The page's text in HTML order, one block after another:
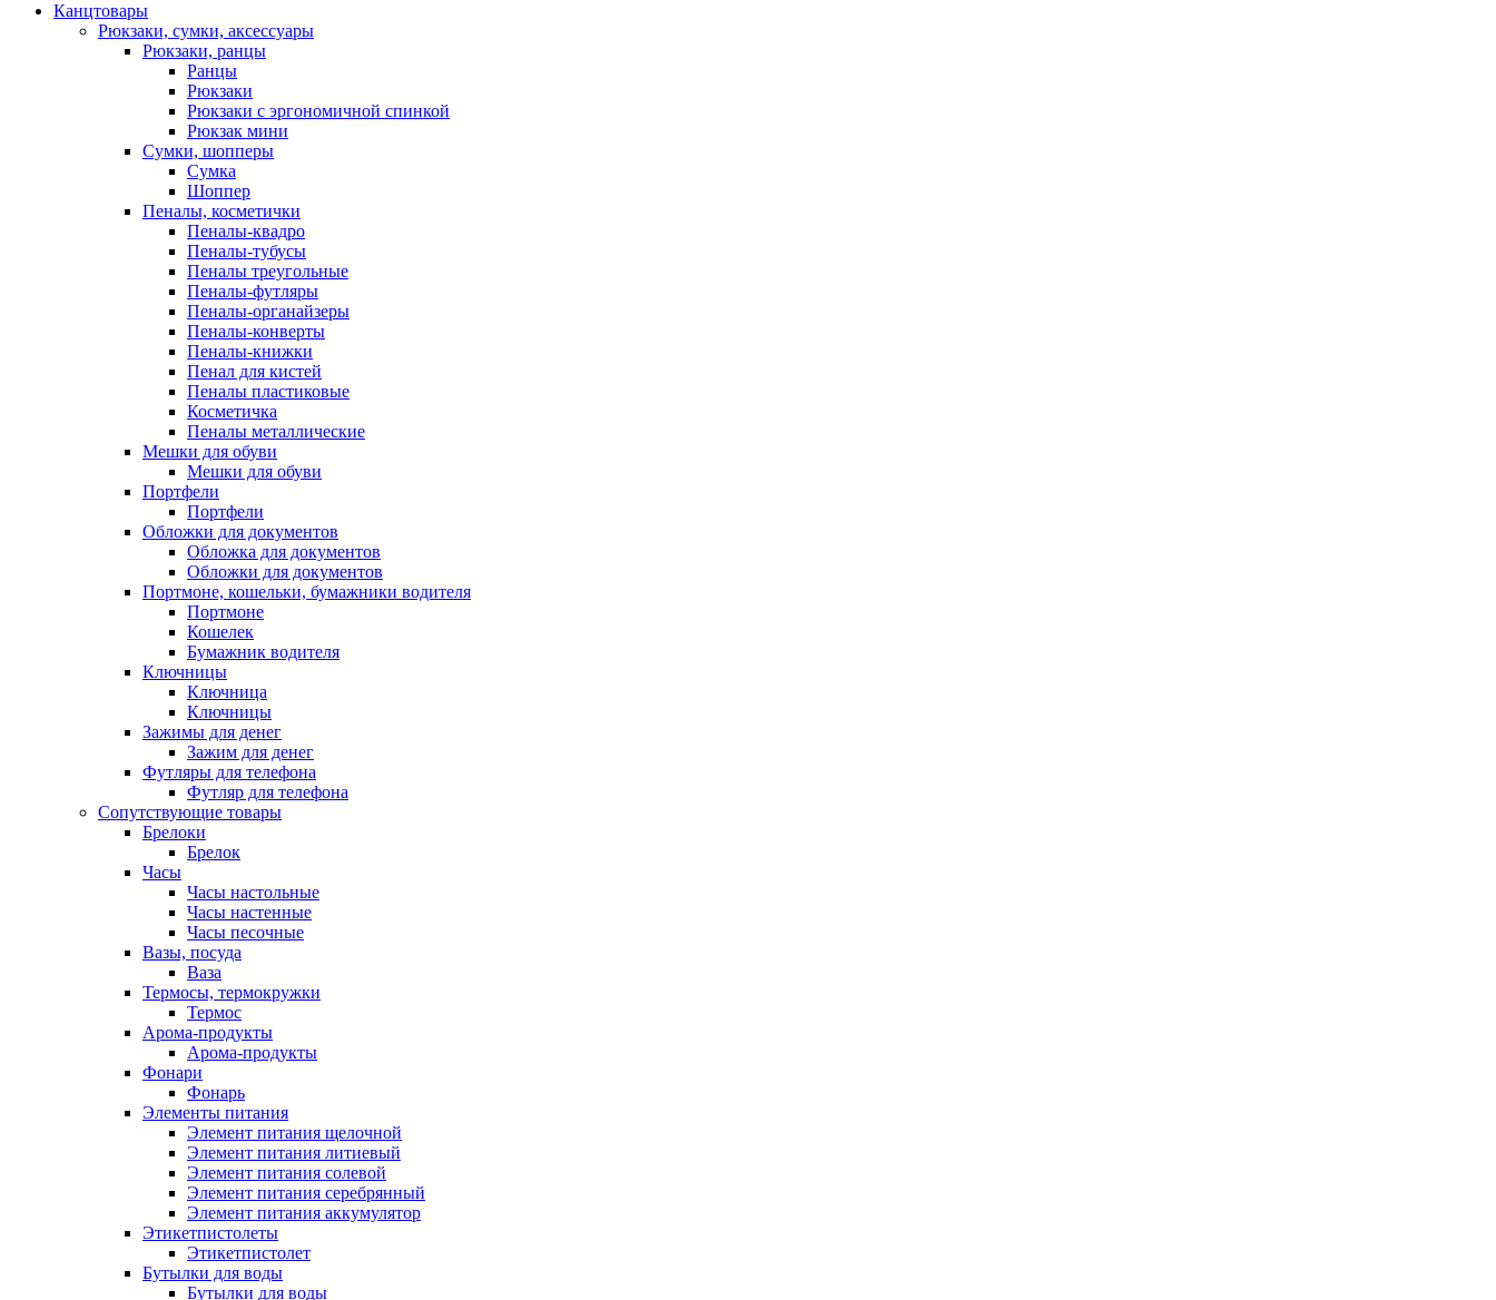
Канцтовары
Рюкзаки, сумки, аксессуары
Рюкзаки, ранцы
Ранцы
Рюкзаки
Рюкзаки с эргономичной спинкой
Рюкзак мини
Сумки, шопперы
Сумка
Шоппер
Пеналы, косметички
Пеналы-квадро
Пеналы-тубусы
Пеналы треугольные
Пеналы-футляры
Пеналы-органайзеры
Пеналы-конверты
Пеналы-книжки
Пенал для кистей
Пеналы пластиковые
Косметичка
Пеналы металлические
Мешки для обуви
Мешки для обуви
Портфели
Портфели
Обложки для документов
Обложка для документов
Обложки для документов
Портмоне, кошельки, бумажники водителя
Портмоне
Кошелек
Бумажник водителя
Ключницы
Ключница
Ключницы
Зажимы для денег
Зажим для денег
Футляры для телефона
Футляр для телефона
Сопутствующие товары
Брелоки
Брелок
Часы
Часы настольные
Часы настенные
Часы песочные
Вазы, посуда
Ваза
Термосы, термокружки
Термос
Арома-продукты
Арома-продукты
Фонари
Фонарь
Элементы питания
Элемент питания щелочной
Элемент питания литиевый
Элемент питания солевой
Элемент питания серебрянный
Элемент питания аккумулятор
Этикетпистолеты
Этикетпистолет
Бутылки для воды
Бутылки для воды